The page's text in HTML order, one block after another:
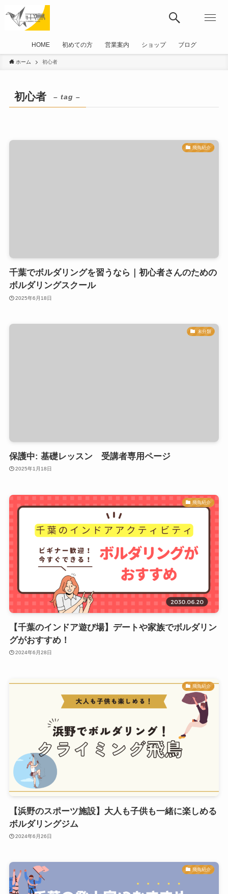
HOME 初めての方 営業案内 ショップ ブログ
ホーム 初心者
初心者 – tag –
飛鳥紹介
千葉でボルダリングを習うなら｜初心者さんのための
ボルダリングスクール
2025年6月18日
未分類
保護中: 基礎レッスン 受講者専用ページ
2025年1月18日
飛鳥紹介
【千葉のインドア遊び場】デートや家族でボルダリン
グがおすすめ！
2024年6月28日
飛鳥紹介
【浜野のスポーツ施設】大人も子供も一緒に楽しめる
ボルダリングジム
2024年6月26日
飛鳥紹介